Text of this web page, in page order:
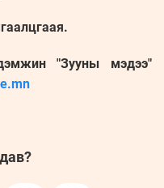
"Зууны мэдээ"